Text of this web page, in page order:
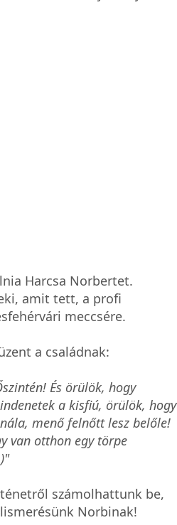
Harcsa Norbertet.
amit tett, a profi
meccsére.
a családnak:
És örülök, hogy
a kisfiú, örülök, hogy
menő felnőtt lesz belőle!
van otthon egy törpe
számolhattunk be,
Norbinak!